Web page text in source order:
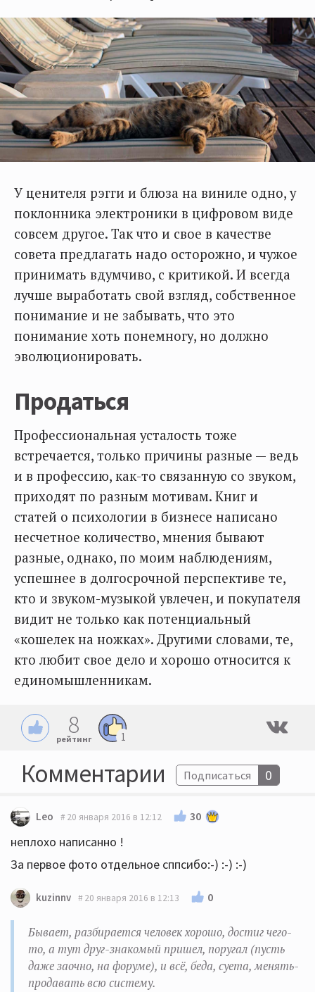
У ценителя рэгги и блюза на виниле одно, у
поклонника электроники в цифровом виде
совсем другое. Так что и свое в качестве
совета предлагать надо осторожно, и чужое
принимать вдумчиво, с критикой. И всегда
лучше выработать свой взгляд, собственное
понимание и не забывать, что это
понимание хоть понемногу, но должно
эволюционировать.
Продаться
Профессиональная усталость тоже
встречается, только причины разные — ведь
и в профессию, как-то связанную со звуком,
приходят по разным мотивам. Книг и
статей о психологии в бизнесе написано
несчетное количество, мнения бывают
разные, однако, по моим наблюдениям,
успешнее в долгосрочной перспективе те,
кто и звуком-музыкой увлечен, и покупателя
видит не только как потенциальный
«кошелек на ножках». Другими словами, те,
кто любит свое дело и хорошо относится к
единомышленникам.
8
рейтинг 1
Комментарии Подписаться 0
Leo 20 января 2016 в 12:12 30
неплохо написанно !
За первое фото отдельное сппсибо:-) :-) :-)
kuzinnv 20 января 2016 в 12:13 0
Бывает, разбирается человек хорошо, достиг чего-
то, а тут друг-знакомый пришел, поругал (пусть
даже заочно, на форуме), и всё, беда, суета, менять-
продавать всю систему.